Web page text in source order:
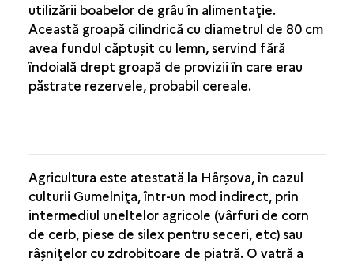
utilizării boabelor de grâu în alimentaţie.
Această groapă cilindrică cu diametrul de 80 cm
avea fundul căptuşit cu lemn, servind fără
îndoială drept groapă de provizii în care erau
păstrate rezervele, probabil cereale.
Agricultura este atestată la Hârşova, în cazul
culturii Gumelniţa, într-un mod indirect, prin
intermediul uneltelor agricole (vârfuri de corn
de cerb, piese de silex pentru seceri, etc) sau
râşniţelor cu zdrobitoare de piatră. O vatră a